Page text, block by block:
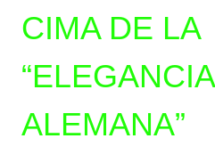
CIMA DE LA
“ELEGANCIA
ALEMANA”